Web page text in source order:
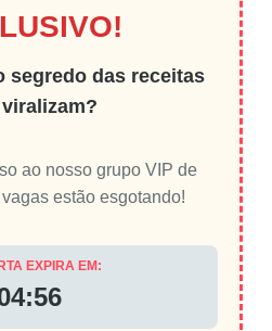
segredo das receitas
ao nosso grupo VIP de
estão esgotando!
EXPIRA EM: